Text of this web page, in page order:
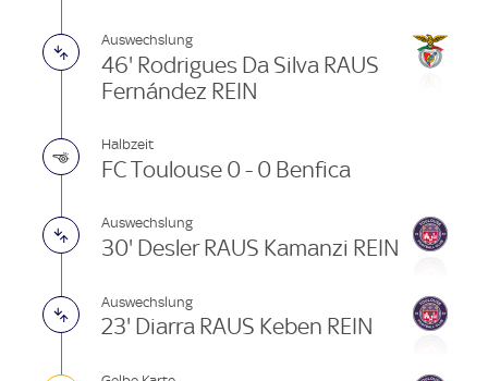
Auswechslung
46' Rodrigues Da Silva RAUS
Fernández REIN
Halbzeit
FC Toulouse 0 - 0 Benfica
Auswechslung
30' Desler RAUS Kamanzi REIN
Auswechslung
23' Diarra RAUS Keben REIN